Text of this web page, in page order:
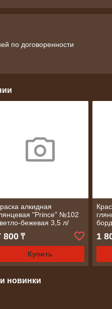
по договоренности
алкидная
"Prince" №102
бежевая 3,5 л/
800₸
Купить
1
новинки